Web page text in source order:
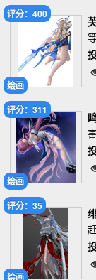
绘画
评分：400
绘画
评分：311
绘画
评分：35